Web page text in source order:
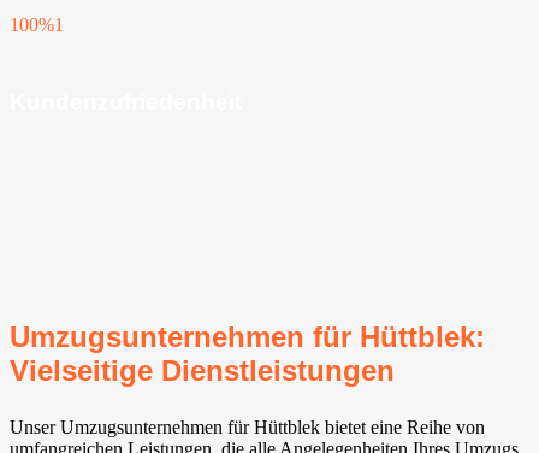
100%1
Umzugsunternehmen für Hüttblek:
Vielseitige Dienstleistungen
Unser Umzugsunternehmen für Hüttblek bietet eine Reihe von
umfangreichen Leistungen, die alle Angelegenheiten Ihres Umzugs